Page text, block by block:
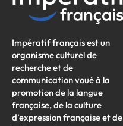
Impératif français est un
organisme culturel de
recherche et de
communication voué à la
promotion de la langue
française, de la culture
d’expression française et de